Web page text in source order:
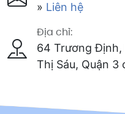
» Liên hệ
Địa chỉ:
64 Trương Định,
Thị Sáu, Quận 3